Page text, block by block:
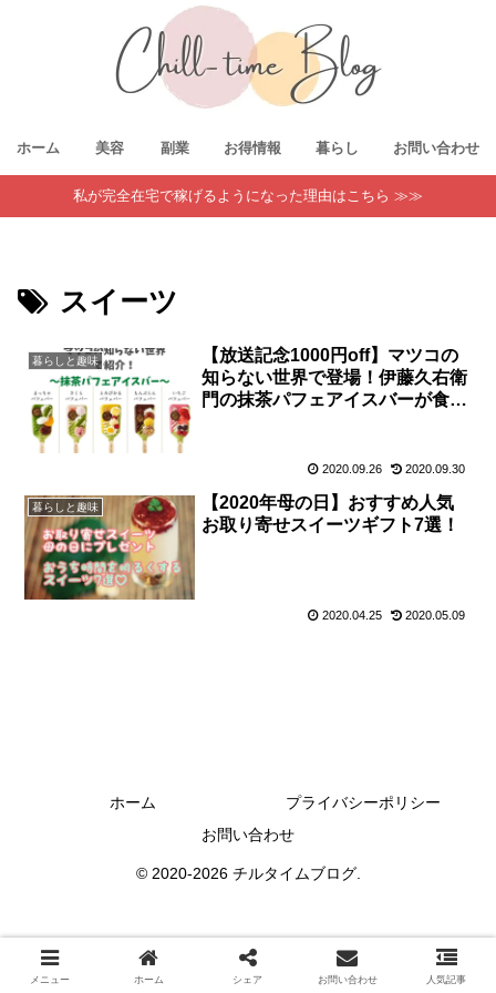
ホーム 美容 副業 お得情報 暮らし お問い合わせ
私が完全在宅で稼げるようになった理由はこちら ≫≫
スイーツ
暮らしと趣味
【放送記念1000円off】マツコの
知らない世界で登場！伊藤久右衛
門の抹茶パフェアイスバーが食べ
2020.09.26 2020.09.30
暮らしと趣味
【2020年母の日】おすすめ人気
お取り寄せスイーツギフト7選！
2020.04.25 2020.05.09
ホーム
プライバシーポリシー
お問い合わせ
© 2020-2026 チルタイムブログ.
メニュー ホーム シェア お問い合わせ 人気記事